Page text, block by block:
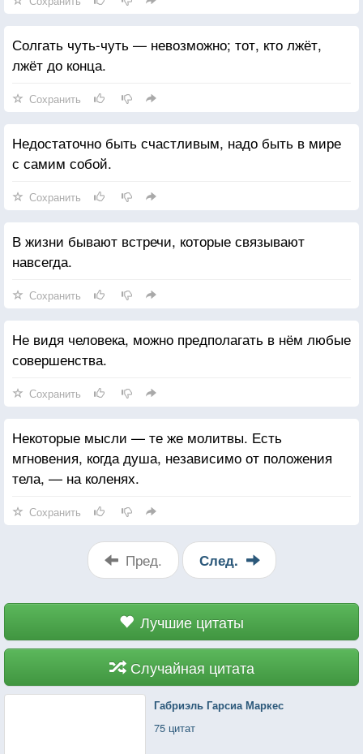
Солгать чуть-чуть — невозможно; тот, кто лжёт,
лжёт до конца.
Сохранить
Недостаточно быть счастливым, надо быть в мире
с самим собой.
Сохранить
В жизни бывают встречи, которые связывают
навсегда.
Сохранить
Не видя человека, можно предполагать в нём любые
совершенства.
Сохранить
Некоторые мысли — те же молитвы. Есть
мгновения, когда душа, независимо от положения
тела, — на коленях.
Сохранить
Пред. След.
Лучшие цитаты
Случайная цитата
Габриэль Гарсиа Маркес
75 цитат